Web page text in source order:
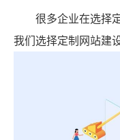
很多企业在选择
我们选择定制网站建